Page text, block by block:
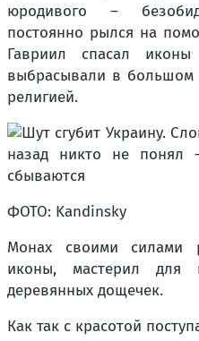
юродивого –
постоянно рылся на
Гавриил спасал
выбрасывали в большом
религией.
ФОТО: Kandinsky
Монах своими силами
иконы, мастерил
деревянных дощечек.
Как так с красотой